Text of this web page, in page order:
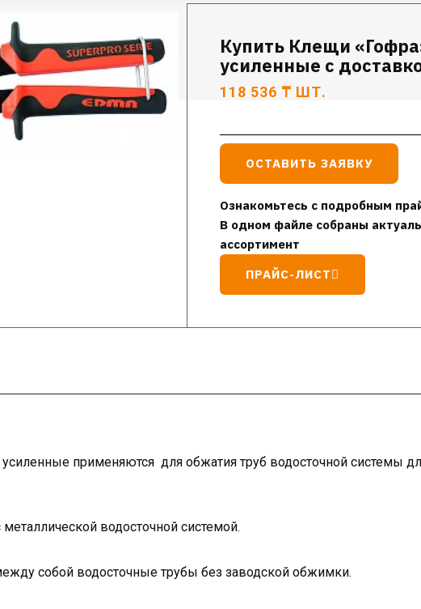
Купить Клещи
усиленные с
118 536 ₸ ШТ.
ОСТАВИТЬ ЗАЯВКУ
Ознакомьтесь с подробным
В одном файле собраны
ассортимент
ПРАЙС-ЛИСТ
применяются для обжатия труб водосточной системы
металлической водосточной системой.
собой водосточные трубы без заводской обжимки.